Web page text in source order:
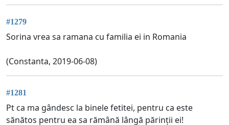
#1279
Sorina vrea sa ramana cu familia ei in Romania
(Constanta, 2019-06-08)
#1281
Pt ca ma gândesc la binele fetitei, pentru ca este
sănătos pentru ea sa rămână lângă părinții ei!